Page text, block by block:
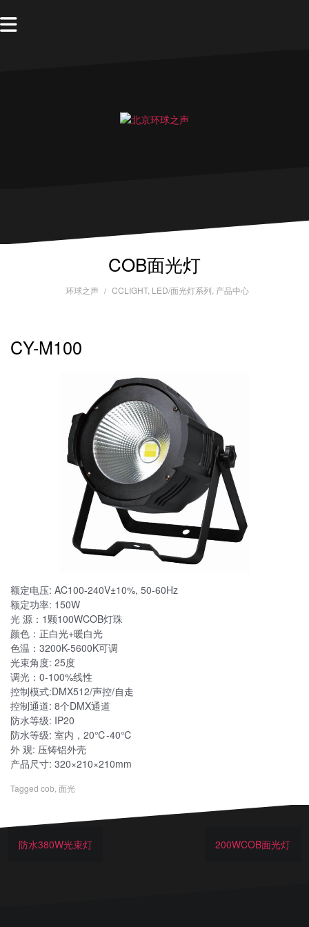
COB面光灯
环球之声 CCLIGHT, LED/面光灯系列 产品中心
CY-M100
额定电压: AC100-240V±10%, 50-60Hz
额定功率: 150W
光 源：1颗100WCOB灯珠
颜色：正白光+暖白光
色温：3200K-5600K可调
光束角度: 25度
调光：0-100%线性
控制模式:DMX512/声控/自走
控制通道: 8个DMX通道
防水等级: IP20
防水等级: 室内，20℃-40℃
外 观: 压铸铝外壳
产品尺寸: 320×210×210mm
Tagged cob 面光
防水380W光束灯 200WCOB面光灯